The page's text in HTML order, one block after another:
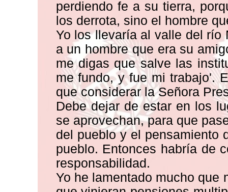
perdiendo fe a su tierra,
los derrota, sino el hombre
Yo los llevaría al valle del río
a un hombre que era su
me digas que salve las
me fundo, y fue mi trabajo'.
que considerar la Señora
Debe dejar de estar en los
se aprovechan, para que
del pueblo y el pensamiento
pueblo. Entonces habría de
responsabilidad.
Yo he lamentado mucho que